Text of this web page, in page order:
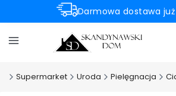
Darmowa dostawa już
Rabaty -50% na
Supermarket Uroda Pielęgnacja